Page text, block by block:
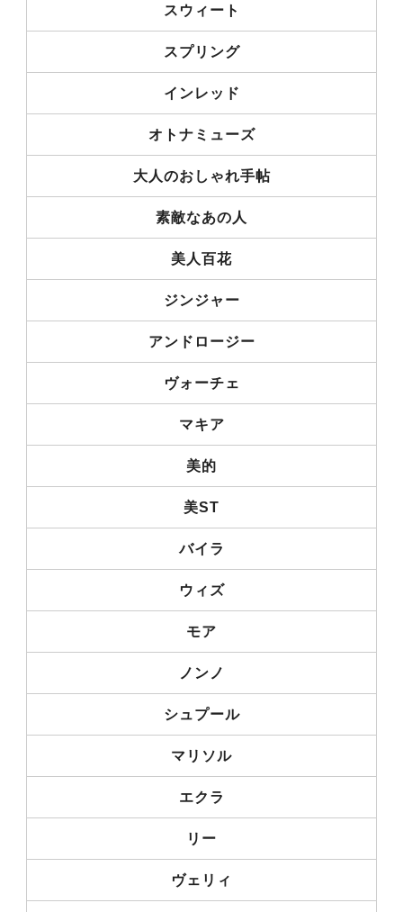
スウィート
スプリング
インレッド
オトナミューズ
大人のおしゃれ手帖
素敵なあの人
美人百花
ジンジャー
アンドロージー
ヴォーチェ
マキア
美的
美ST
バイラ
ウィズ
モア
ノンノ
シュプール
マリソル
エクラ
リー
ヴェリィ